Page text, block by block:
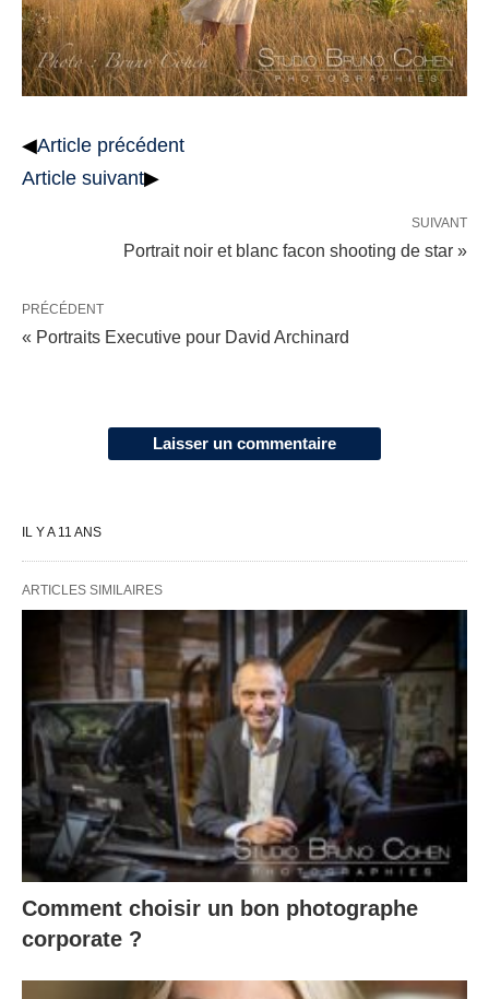
◀Article précédent
Article suivant▶
SUIVANT
Portrait noir et blanc facon shooting de star »
PRÉCÉDENT
« Portraits Executive pour David Archinard
Laisser un commentaire
IL Y A 11 ANS
ARTICLES SIMILAIRES
Comment choisir un bon photographe
corporate ?